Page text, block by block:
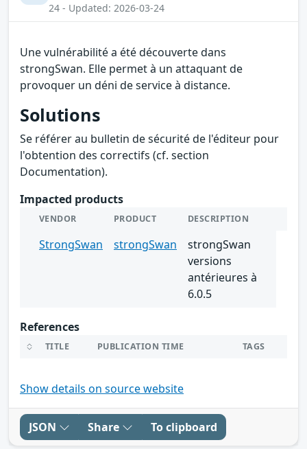
24 - Updated: 2026-03-24
Une vulnérabilité a été découverte dans
strongSwan. Elle permet à un attaquant de
provoquer un déni de service à distance.
Solutions
Se référer au bulletin de sécurité de l'éditeur pour
l'obtention des correctifs (cf. section
Documentation).
Impacted products
VENDOR PRODUCT DESCRIPTION
StrongSwan strongSwan
strongSwan
versions
antérieures à
6.0.5
References
TITLE PUBLICATION TIME TAGS
Show details on source website
JSON Share To clipboard